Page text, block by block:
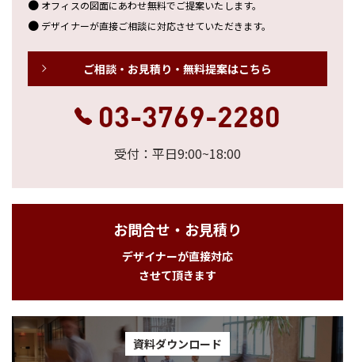
オフィスの図面にあわせ無料でご提案いたします。
デザイナーが直接ご相談に対応させていただきます。
ご相談・お見積り・無料提案はこちら
03-3769-2280
受付：平日9:00~18:00
お問合せ・お見積り
デザイナーが直接対応
させて頂きます
資料ダウンロード